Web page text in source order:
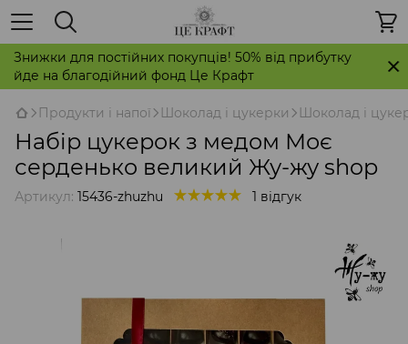
Знижки для постійних покупців! 50% від прибутку
йде на благодійний фонд Це Крафт
Продукти і напої Шоколад і цукерки Шоколад і
Набір цукерок з медом Моє
серденько великий Жу-жу shop
Артикул: 15436-zhuzhu 1 відгук